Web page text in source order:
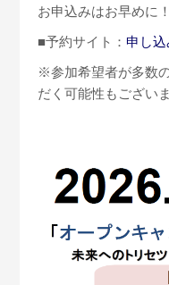
お申込みはお早めに！
■予約サイト： 申し
※参加希望者が多数
だく可能性もござい